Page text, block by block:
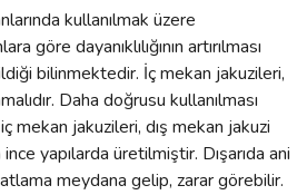
kullanılmak üzere
göre dayanıklılığının artırılması
bilinmektedir. İç mekan jakuzileri,
Daha doğrusu kullanılması
mekan jakuzileri, dış mekan jakuzi
yapılarda üretilmiştir. Dışarıda ani
meydana gelip, zarar görebilir.